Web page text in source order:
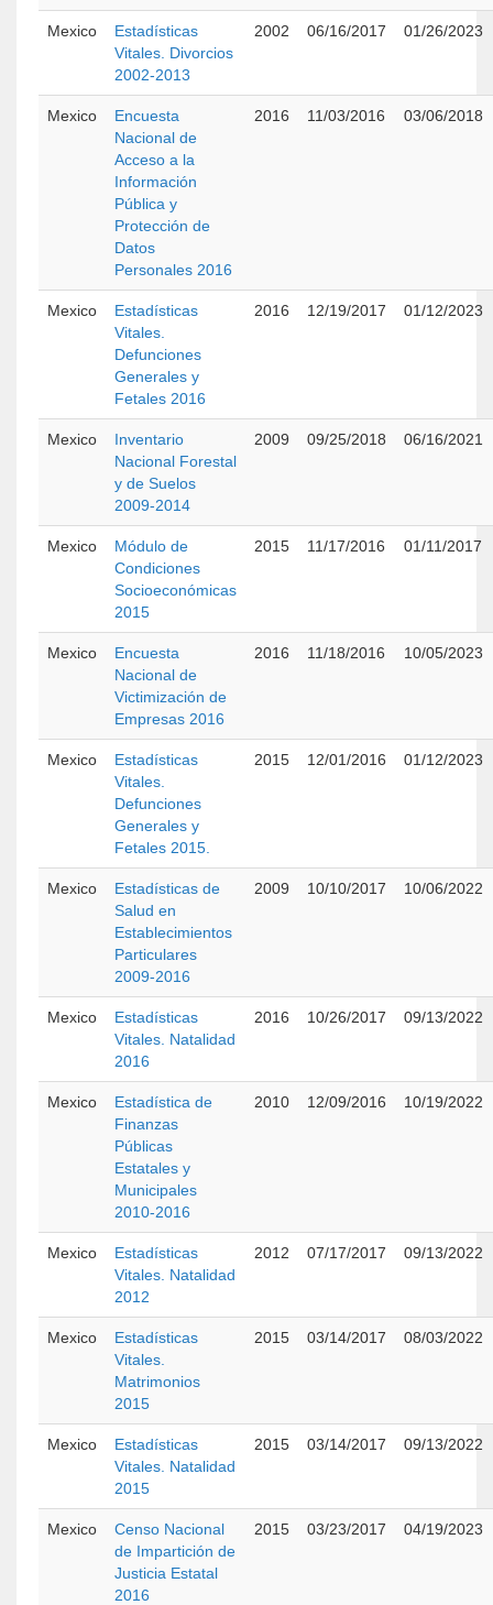
Mexico
Estadísticas
Vitales. Divorcios
2002-2013
2002 06/16/2017 01/26/2023
Mexico
Encuesta
Nacional de
Acceso a la
Información
Pública y
Protección de
Datos
Personales 2016
2016 11/03/2016 03/06/2018
Mexico
Estadísticas
Vitales.
Defunciones
Generales y
Fetales 2016
2016 12/19/2017 01/12/2023
Mexico
Inventario
Nacional Forestal
y de Suelos
2009-2014
2009 09/25/2018 06/16/2021
Mexico
Módulo de
Condiciones
Socioeconómicas
2015
2015 11/17/2016 01/11/2017
Mexico
Encuesta
Nacional de
Victimización de
Empresas 2016
2016 11/18/2016 10/05/2023
Mexico
Estadísticas
Vitales.
Defunciones
Generales y
Fetales 2015.
2015 12/01/2016 01/12/2023
Mexico
Estadísticas de
Salud en
Establecimientos
Particulares
2009-2016
2009 10/10/2017 10/06/2022
Mexico
Estadísticas
Vitales. Natalidad
2016
2016 10/26/2017 09/13/2022
Mexico
Estadística de
Finanzas
Públicas
Estatales y
Municipales
2010-2016
2010 12/09/2016 10/19/2022
Mexico
Estadísticas
Vitales. Natalidad
2012
2012 07/17/2017 09/13/2022
Mexico
Estadísticas
Vitales.
Matrimonios
2015
2015 03/14/2017 08/03/2022
Mexico
Estadísticas
Vitales. Natalidad
2015
2015 03/14/2017 09/13/2022
Mexico
Censo Nacional
de Impartición de
Justicia Estatal
2016
2015 03/23/2017 04/19/2023